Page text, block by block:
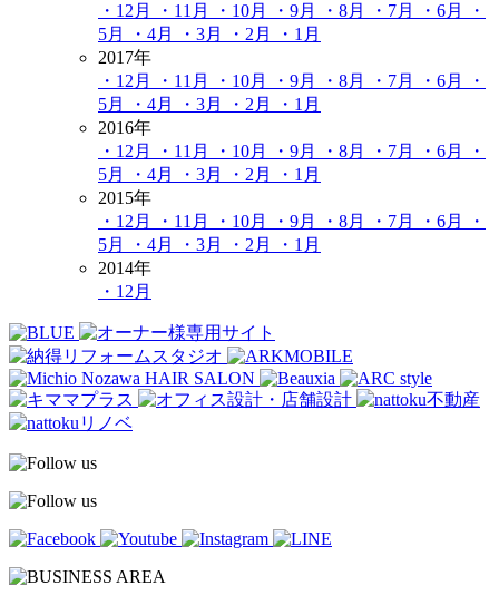
・12月
・11月 ・10月 ・9月 ・8月 ・7月 ・6月
・
5月
・4月 ・3月 ・2月
・1月
2017年
・12月
・11月 ・10月 ・9月 ・8月 ・7月 ・6月
・
5月
・4月 ・3月 ・2月
・1月
2016年
・12月
・11月 ・10月 ・9月 ・8月 ・7月 ・6月
・
5月
・4月 ・3月 ・2月
・1月
2015年
・12月
・11月 ・10月 ・9月 ・8月 ・7月 ・6月
・
5月
・4月 ・3月 ・2月
・1月
2014年
・12月